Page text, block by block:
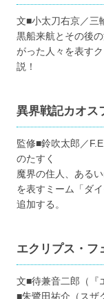
文■小太刀右京／
黒船来航とその後
がった人々を表す
説！
異界戦記カオス
監修■鈴吹太郎／
のたすく
魔界の住人、ある
を表すミーム「ダ
追加する。
エクリプス・フ
文■待兼音二郎（
■朱鷺田祐介（スザ